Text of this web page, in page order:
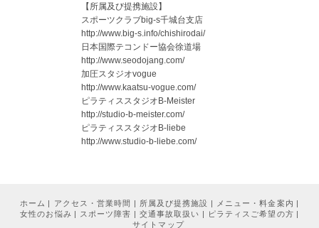
【所属及び提携施設】
スポーツクラブbig-s千城台支店
http://www.big-s.info/chishirodai/
日本国際テコンドー協会徐道場
http://www.seodojang.com/
加圧スタジオvogue
http://www.kaatsu-vogue.com/
ピラティススタジオB-Meister
http://studio-b-meister.com/
ピラティススタジオB-liebe
http://www.studio-b-liebe.com/
ホーム | アクセス・営業時間 | 所属及び提携施設 | メニュー・料金案内 |
女性のお悩み | スポーツ障害 | 交通事故取扱い | ピラティスご希望の方 |
サイトマップ